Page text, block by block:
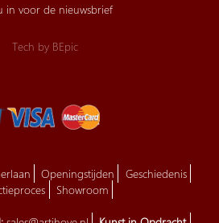
in voor de nieuwsbrief
Tech by BEpic
Openingstijden
Geschiedenis
Showroom